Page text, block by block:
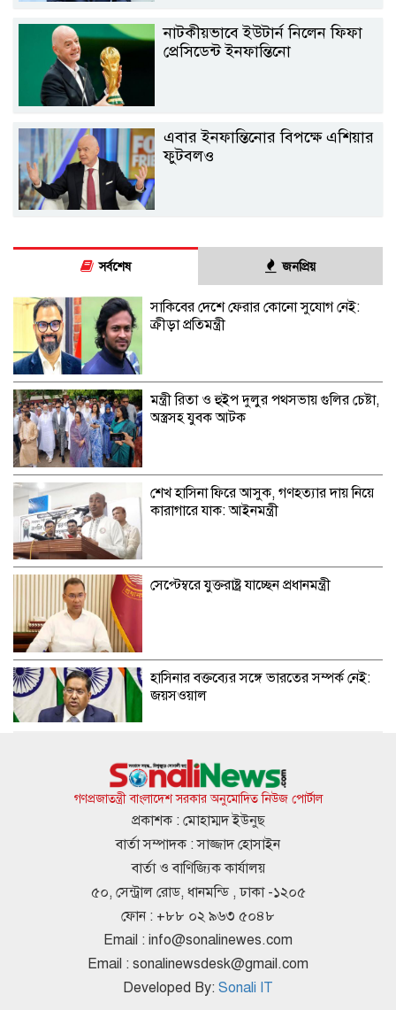
নাটকীয়ভাবে ইউটার্ন নিলেন ফিফা
প্রেসিডেন্ট ইনফান্তিনো
এবার ইনফান্তিনোর বিপক্ষে এশিয়ার
ফুটবলও
সর্বশেষ জনপ্রিয়
সাকিবের দেশে ফেরার কোনো সুযোগ নেই:
ক্রীড়া প্রতিমন্ত্রী
মন্ত্রী রিতা ও হুইপ দুলুর পথসভায় গুলির চেষ্টা,
অস্ত্রসহ যুবক আটক
শেখ হাসিনা ফিরে আসুক, গণহত্যার দায় নিয়ে
কারাগারে যাক: আইনমন্ত্রী
সেপ্টেম্বরে যুক্তরাষ্ট্র যাচ্ছেন প্রধানমন্ত্রী
হাসিনার বক্তব্যের সঙ্গে ভারতের সম্পর্ক নেই:
জয়সওয়াল
লিবিয়ায় অপহৃত ১৩ বাংলাদেশি উদ্ধার
‘কিসের হাসিনা’, মাঝেমধ্যে আওয়াজ-টাওয়াজ
শোনা যায়: স্বরাষ্ট্রমন্ত্রী
হাম উপসর্গে প্রাণ গেল আরও তিন শিশুর, নতুন
আক্রান্ত ১২১৮ জন
গণপ্রজাতন্ত্রী বাংলাদেশ সরকার অনুমোদিত নিউজ পোর্টাল
প্রকাশক : মোহাম্মদ ইউনুছ
বার্তা সম্পাদক : সাজ্জাদ হোসাইন
বার্তা ও বাণিজ্যিক কার্যালয়
৫০, সেন্ট্রাল রোড, ধানমন্ডি , ঢাকা -১২০৫
ফোন : +৮৮ ০২ ৯৬৩ ৫০৪৮
Email : info@sonalinewes.com
Email : sonalinewsdesk@gmail.com
Developed By: Sonali IT